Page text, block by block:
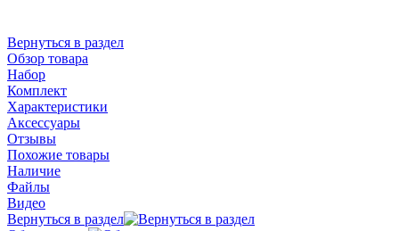
Вернуться в раздел
Обзор товара
Набор
Комплект
Характеристики
Аксессуары
Отзывы
Похожие товары
Наличие
Файлы
Видео
Вернуться в раздел